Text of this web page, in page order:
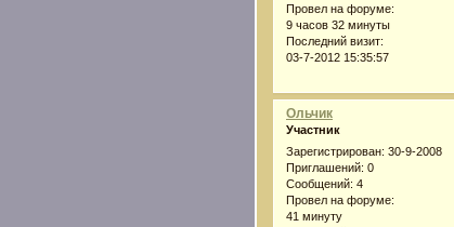
Провел на форуме:
9 часов 32 минуты
Последний визит:
03-7-2012 15:35:57
Ольчик
Участник
Зарегистрирован: 30-9-2008
Приглашений: 0
Сообщений: 4
Провел на форуме:
41 минуту